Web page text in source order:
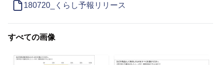
180720_くらし予報リリース
すべての画像